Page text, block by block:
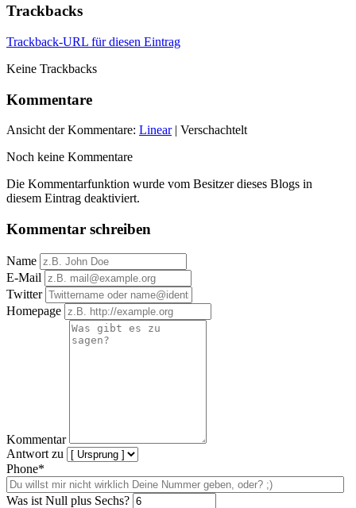
Trackbacks
Trackback-URL für diesen Eintrag
Keine Trackbacks
Kommentare
Ansicht der Kommentare: Linear| Verschachtelt
Noch keine Kommentare
Die Kommentarfunktion wurde vom Besitzer dieses Blogs in
diesem Eintrag deaktiviert.
Kommentar schreiben
Name
E-Mail
Twitter
Homepage
Kommentar
Antwort zu
Phone*
Was ist Null plus Sechs?